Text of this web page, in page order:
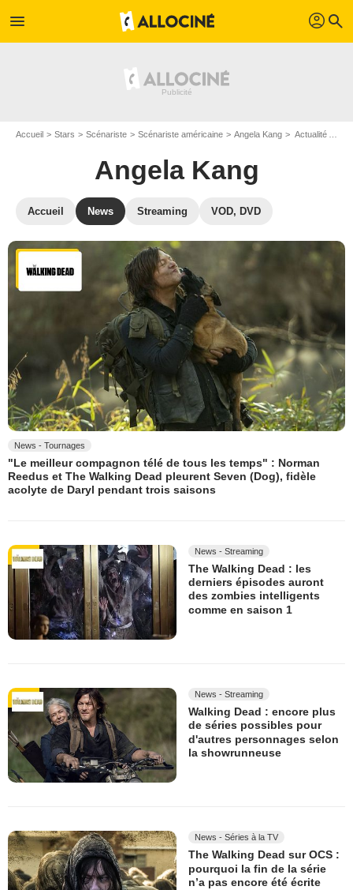
menu profil search
Accueil Stars Scénariste Scénariste américaine Angela Kang Actualité Angela Kang
Angela Kang
Accueil News Streaming VOD, DVD
News - Tournages
"Le meilleur compagnon télé de tous les temps" : Norman
Reedus et The Walking Dead pleurent Seven (Dog), fidèle
acolyte de Daryl pendant trois saisons
News - Streaming
The Walking Dead : les
derniers épisodes auront
des zombies intelligents
comme en saison 1
News - Streaming
Walking Dead : encore plus
de séries possibles pour
d'autres personnages selon
la showrunneuse
News - Séries à la TV
The Walking Dead sur OCS :
pourquoi la fin de la série
n’a pas encore été écrite